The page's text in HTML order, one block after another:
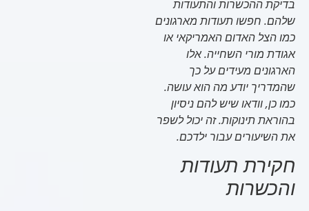
בדיקת ההכשרות והתעודות
שלהם. חפשו תעודות מארגונים
כמו הצל האדום האמריקאי או
אגודת מורי השחייה. אלו
הארגונים מעידים על כך
שהמדריך יודע מה הוא עושה.
כמו כן, וודאו שיש להם ניסיון
בהוראת תינוקות. זה יכול לשפר
את השיעורים עבור ילדכם.
חקירת תעודות
והכשרות